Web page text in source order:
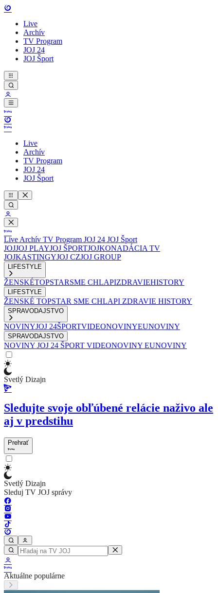
Live
Archív
TV Program
JOJ 24
JOJ Šport
Live
Archív
TV Program
JOJ 24
JOJ Šport
Live Archív TV Program JOJ 24 JOJ Šport
JOJJOJ PLAYJOJ ŠPORTJOJKONADÁCIA TV
JOJKASTINGYJOJ CZJOJ GROUP
LIFESTYLE
ŽENSKÉTOPSTARSME CHLAPIZDRAVIEHISTORY
LIFESTYLE
ŽENSKÉ TOPSTAR SME CHLAPI ZDRAVIE HISTORY
SPRAVODAJSTVO
NOVINYJOJ 24ŠPORTVIDEONOVINYEUNOVINY
SPRAVODAJSTVO
NOVINY JOJ 24 ŠPORT VIDEONOVINY EUNOVINY
Svetlý Dizajn
Sledujte svoje obľúbené relácie naživo ale
aj v predstihu
Prehrať
Svetlý Dizajn
Sleduj TV JOJ správy
Aktuálne populárne